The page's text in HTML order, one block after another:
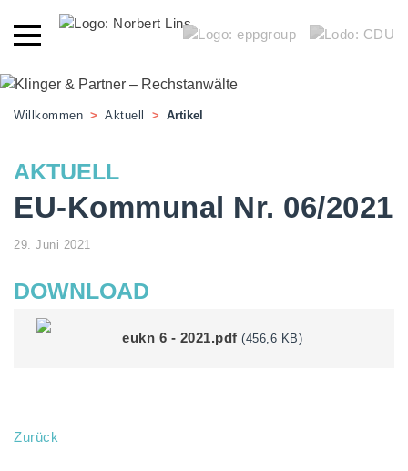
Willkommen > Aktuell > Artikel
AKTUELL
EU-Kommunal Nr. 06/2021
29. Juni 2021
DOWNLOAD
eukn 6 - 2021.pdf (456,6 KB)
Zurück